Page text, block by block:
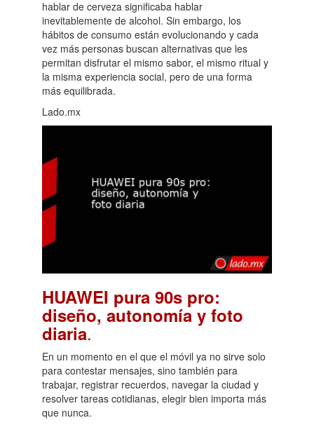
hablar de cerveza significaba hablar
inevitablemente de alcohol. Sin embargo, los
hábitos de consumo están evolucionando y cada
vez más personas buscan alternativas que les
permitan disfrutar el mismo sabor, el mismo ritual y
la misma experiencia social, pero de una forma
más equilibrada.
Lado.mx
HUAWEI pura 90s pro:
diseño, autonomía y foto
diaria.
En un momento en el que el móvil ya no sirve solo
para contestar mensajes, sino también para
trabajar, registrar recuerdos, navegar la ciudad y
resolver tareas cotidianas, elegir bien importa más
que nunca.